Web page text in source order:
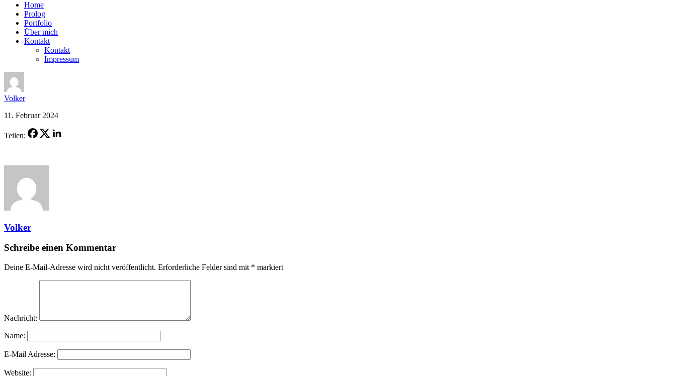
Home
Prolog
Portfolio
Über mich
Kontakt
Kontakt
Impressum
Volker
11. Februar 2024
Teilen:
Volker
Schreibe einen Kommentar
Deine E-Mail-Adresse wird nicht veröffentlicht. Erforderliche Felder sind mit * markiert
Nachricht:
Name:
E-Mail Adresse:
Website: